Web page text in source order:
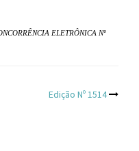
ELETRÔNICA Nº
Edição Nº 1514